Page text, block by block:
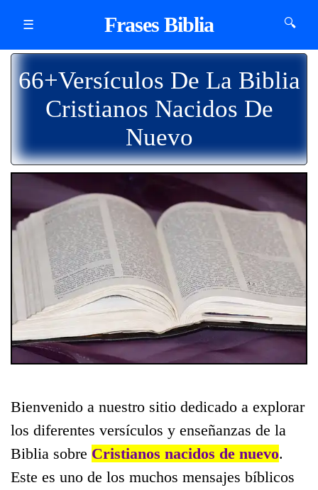
☰ Frases Biblia 🔍
66+Versículos De La Biblia
Cristianos Nacidos De
Nuevo
Bienvenido a nuestro sitio dedicado a explorar
los diferentes versículos y enseñanzas de la
Biblia sobre Cristianos nacidos de nuevo.
Este es uno de los muchos mensajes bíblicos